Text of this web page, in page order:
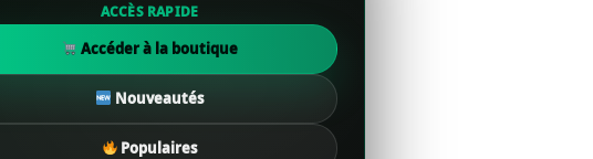
ACCÈS RAPIDE
Accéder à la boutique
Nouveautés
Populaires